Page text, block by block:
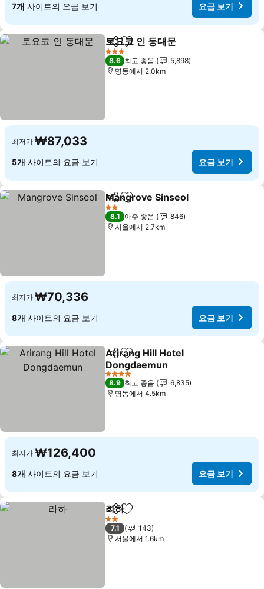
7개 사이트의 요금 보기 요금 보기
공유 즐겨찾기에 추가
토요코 인 동대문
3 성급
8.6 최고 좋음
5,898
명동에서 2.0km
최저가 ₩87,033
5개 사이트의 요금 보기 요금 보기
공유 즐겨찾기에 추가
Mangrove Sinseol
2 성급
8.1 아주 좋음
846
서울에서 2.7km
최저가 ₩70,336
8개 사이트의 요금 보기 요금 보기
공유 즐겨찾기에 추가
Arirang Hill Hotel
Dongdaemun
요금 보기
4 성급
8.9 최고 좋음
6,835
명동에서 4.5km
최저가 ₩126,400
8개 사이트의 요금 보기 요금 보기
공유 즐겨찾기에 추가
라하
2 성급
7.1
143
서울에서 1.6km